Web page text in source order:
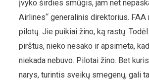
įvyko širdies smūgis, jam net
Airlines“ generalinis direktorius. FAA
pilotų. Jie puikiai žino, ką rastų.
pirštus, nieko nesako ir apsimeta,
niekada nebuvo. Pilotai žino. Bet
narys, turintis sveikų smegenų, gali